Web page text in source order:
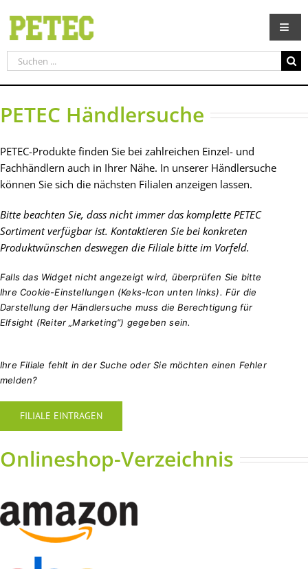
Inhalt
springen
Suche
nach:
PETEC Händlersuche
PETEC-Produkte finden Sie bei zahlreichen Einzel- und
Fachhändlern auch in Ihrer Nähe. In unserer Händlersuche
können Sie sich die nächsten Filialen anzeigen lassen.
Bitte beachten Sie, dass nicht immer das komplette PETEC
Sortiment verfügbar ist. Kontaktieren Sie bei konkreten
Produktwünschen deswegen die Filiale bitte im Vorfeld.
Falls das Widget nicht angezeigt wird, überprüfen Sie bitte
Ihre Cookie-Einstellungen (Keks-Icon unten links). Für die
Darstellung der Händlersuche muss die Berechtigung für
Elfsight (Reiter „Marketing“) gegeben sein.
Ihre Filiale fehlt in der Suche oder Sie möchten einen Fehler
melden?
FILIALE EINTRAGEN
Onlineshop-Verzeichnis